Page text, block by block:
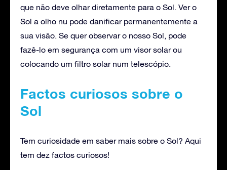
que não deve olhar diretamente para o Sol. Ver o
Sol a olho nu pode danificar permanentemente a
sua visão. Se quer observar o nosso Sol, pode
fazê-lo em segurança com um visor solar ou
colocando um filtro solar num telescópio.
Factos curiosos sobre o
Sol
Tem curiosidade em saber mais sobre o Sol? Aqui
tem dez factos curiosos!